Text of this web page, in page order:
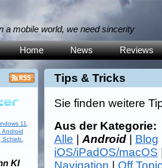
a mobile world, we need sincerity
Home News Reviews
Tips & Tricks
Sie finden weitere
Aus der Kategorie:
Alle |Android Blog
iOS/iPadOS/macOS
Navigation
Off
11,
Android
KI